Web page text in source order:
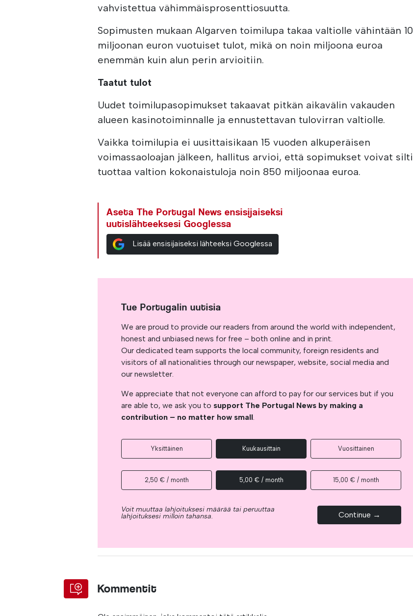
vahvistettua vähimmäisprosenttiosuutta.
Sopimusten mukaan Algarven toimilupa takaa valtiolle vähintään 10
miljoonan euron vuotuiset tulot, mikä on noin miljoona euroa
enemmän kuin alun perin arvioitiin.
Taatut tulot
Uudet toimilupasopimukset takaavat pitkän aikavälin vakauden
alueen kasinotoiminnalle ja ennustettavan tulovirran valtiolle.
Vaikka toimilupia ei uusittaisikaan 15 vuoden alkuperäisen
voimassaoloajan jälkeen, hallitus arvioi, että sopimukset voivat silti
tuottaa valtion kokonaistuloja noin 850 miljoonaa euroa.
Aseta The Portugal News ensisijaiseksi
uutislähteeksesi Googlessa
Lisää ensisijaiseksi lähteeksi Googlessa
Tue Portugalin uutisia
We are proud to provide our readers from around the world with independent,
honest and unbiased news for free – both online and in print.
Our dedicated team supports the local community, foreign residents and
visitors of all nationalities through our newspaper, website, social media and
our newsletter.
We appreciate that not everyone can afford to pay for our services but if you
are able to, we ask you to support The Portugal News by making a
contribution – no matter how small.
Yksittäinen Kuukausittain Vuosittainen
2,50 € / month 5,00 € / month 15,00 € / month
Voit muuttaa lahjoituksesi määrää tai peruuttaa
lahjoituksesi milloin tahansa. Continue →
Kommentit